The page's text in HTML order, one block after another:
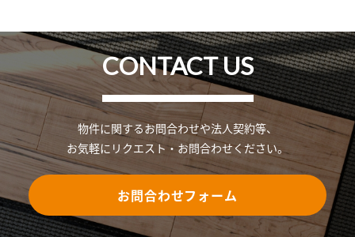
CONTACT US
物件に関するお問合わせや法人契約等、
お気軽にリクエスト・お問合わせください。
お問合わせフォーム